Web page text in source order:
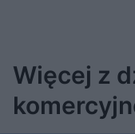
Więcej z